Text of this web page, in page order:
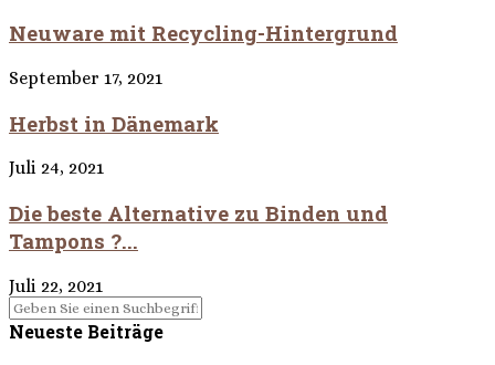
Neuware mit Recycling-Hintergrund
September 17, 2021
Herbst in Dänemark
Juli 24, 2021
Die beste Alternative zu Binden und
Tampons ?...
Juli 22, 2021
Neueste Beiträge